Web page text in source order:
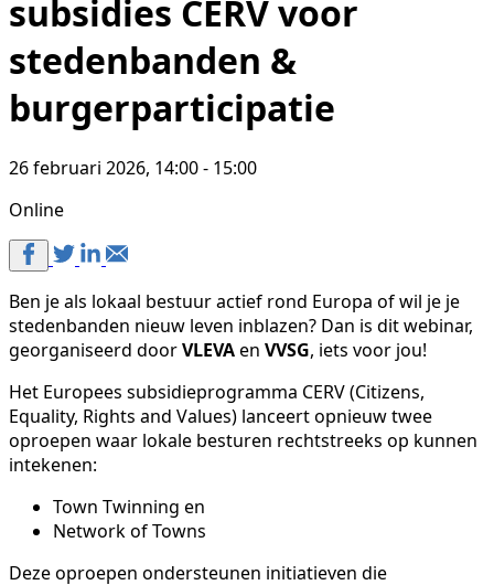
subsidies CERV voor
stedenbanden &
burgerparticipatie
26 februari 2026, 14:00 - 15:00
Online
Ben je als lokaal bestuur actief rond Europa of wil je je
stedenbanden nieuw leven inblazen? Dan is dit webinar,
georganiseerd doorVLEVAen VVSG, iets voor jou!
Het Europees subsidieprogramma CERV (Citizens,
Equality, Rights and Values) lanceert opnieuw twee
oproepen waar lokale besturen rechtstreeks op kunnen
intekenen:
Town Twinning en
Network of Towns
Deze oproepen ondersteunen initiatieven die